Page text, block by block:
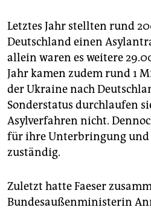
Letztes Jahr stellten rund
Deutschland einen
allein waren es weitere
Jahr kamen zudem rund 1
der Ukraine nach
Sonderstatus durchlaufen
Asylverfahren nicht.
für ihre Unterbringung und
zuständig.
Zuletzt hatte Faeser
Bundesaußenministerin